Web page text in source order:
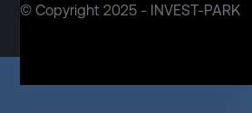
© Copyright 2025 - INVEST-PARK